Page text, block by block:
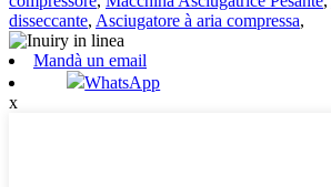
disseccante, Asciugatore à aria compressa,
Mandà un email
WhatsApp
x